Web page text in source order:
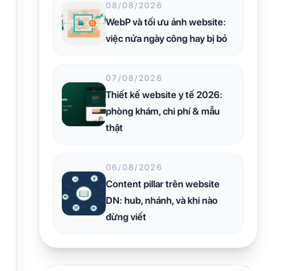
08/08/2026
WebP và tối ưu ảnh website:
việc nửa ngày công hay bị bỏ
07/08/2026
Thiết kế website y tế 2026:
phòng khám, chi phí & mẫu
thật
06/08/2026
Content pillar trên website
DN: hub, nhánh, và khi nào
đừng viết